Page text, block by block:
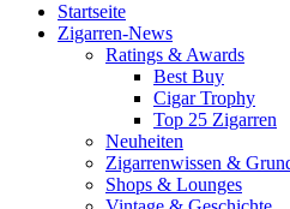
Startseite
Zigarren-News
Ratings & Awards
Best Buy
Cigar Trophy
Top 25 Zigarren
Neuheiten
Zigarrenwissen &
Shops & Lounges